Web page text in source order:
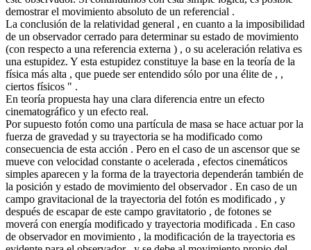
demostrar el movimiento absoluto de un referencial .
La conclusión de la relatividad general , en cuanto a la imposibilidad
de un observador cerrado para determinar su estado de movimiento
(con respecto a una referencia externa ) , o su aceleración relativa es
una estupidez. Y esta estupidez constituye la base en la teoría de la
física más alta , que puede ser entendido sólo por una élite de , ,
ciertos físicos " .
En teoría propuesta hay una clara diferencia entre un efecto
cinematográfico y un efecto real.
Por supuesto fotón como una partícula de masa se ​​hace actuar por la
fuerza de gravedad y su trayectoria se ha modificado como
consecuencia de esta acción . Pero en el caso de un ascensor que se
mueve con velocidad constante o acelerada , efectos cinemáticos
simples aparecen y la forma de la trayectoria dependerán también de
la posición y estado de movimiento del observador . En caso de un
campo gravitacional de la trayectoria del fotón es modificado , y
después de escapar de este campo gravitatorio , de fotones se
moverá con energía modificado y trayectoria modificada . En caso
de observador en movimiento , la modificación de la trayectoria es